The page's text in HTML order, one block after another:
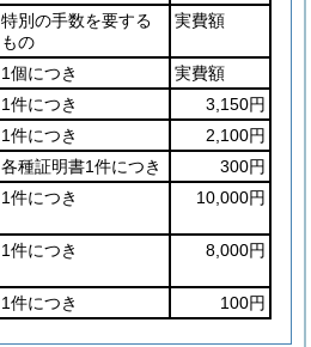
特別の手数を要する
もの
実費額
1個につき
実費額
1件につき
3,150円
1件につき
2,100円
各種証明書1件につき
300円
1件につき 10,000円
1件につき 8,000円
1件につき 100円